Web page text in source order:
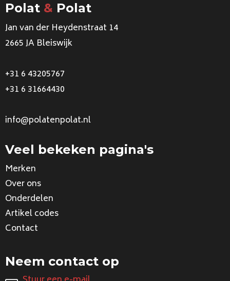
Polat & Polat
Jan van der Heydenstraat 14
2665 JA Bleiswijk
+31 6 43205767
+31 6 31664430
info@polatenpolat.nl
Veel bekeken pagina's
Merken
Over ons
Onderdelen
Artikel codes
Contact
Neem contact op